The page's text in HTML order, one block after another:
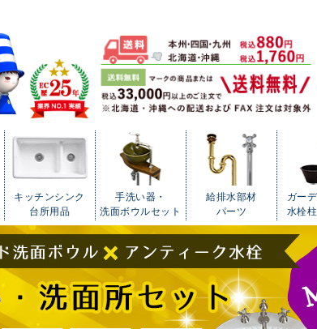
キッチンシンク
台所用品
手洗い器・
洗面ボウルセット
給排水部材
パーツ
ガー
水栓